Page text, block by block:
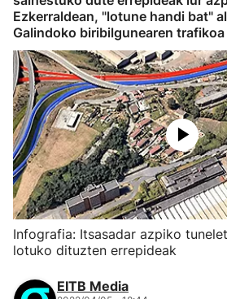
Ezkerraldean, "lotune handi bat"
Galindoko biribilgunearen
Infografia: Itsasadar azpiko
lotuko dituzten errepideak
EITB Media